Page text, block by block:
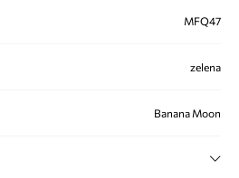
MFQ47
zelena
Banana Moon